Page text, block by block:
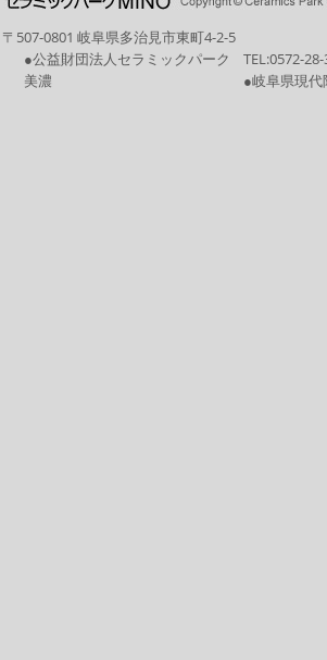
〒507-0801 岐阜県多治見市東町4-2-5
●公益財団法人セラミックパーク
美濃
TEL:0572-
●岐阜県現